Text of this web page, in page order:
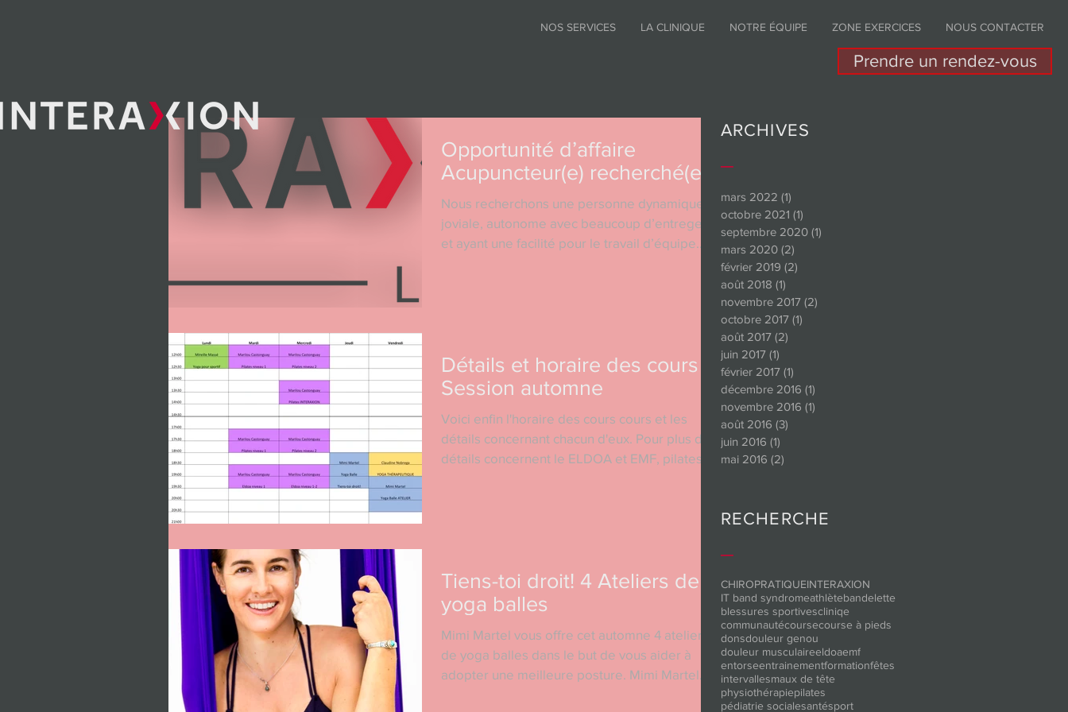
NOS SERVICES LA CLINIQUE NOTRE ÉQUIPE ZONE EXERCICES NOUS CONTACTER
Prendre un rendez-vous
Opportunité d’affaire
Acupuncteur(e) recherché(e)
Nous recherchons une personne dynamique,
joviale, autonome avec beaucoup d’entregent
et ayant une facilité pour le travail d’équipe
Détails et horaire des cours
Session automne
Voici enfin l'horaire des cours cours et les
détails concernant chacun d'eux. Pour plus de
détails concernent le ELDOA et EMF, pilates
Tiens-toi droit! 4 Ateliers de
yoga balles
Mimi Martel vous offre cet automne 4 ateliers
de yoga balles dans le but de vous aider à
adopter une meilleure posture. Mimi Martel
ARCHIVES
mars 2022 (1)
octobre 2021 (1)
septembre 2020 (1)
mars 2020 (2)
février 2019 (2)
août 2018 (1)
novembre 2017 (2)
octobre 2017 (1)
août 2017 (2)
juin 2017 (1)
février 2017 (1)
décembre 2016 (1)
novembre 2016 (1)
août 2016 (3)
juin 2016 (1)
mai 2016 (2)
RECHERCHE
CHIROPRATIQUEINTERAXION
IT band syndromeathlètebandelette
blessures sportivescliniqe
communautécoursecourse à pieds
donsdouleur genou
douleur musculaireeldoaemf
entorseentrainementformationfêtes
intervallesmaux de tête
physiothérapiepilates
pédiatrie socialesantésport